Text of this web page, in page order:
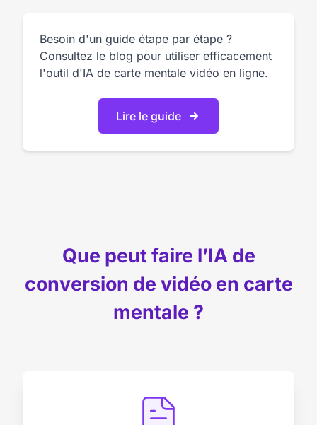
Besoin d'un guide étape par étape ?
Consultez le blog pour utiliser efficacement
l'outil d'IA de carte mentale vidéo en ligne.
Lire le guide
Que peut faire l’IA de
conversion de vidéo en carte
mentale ?